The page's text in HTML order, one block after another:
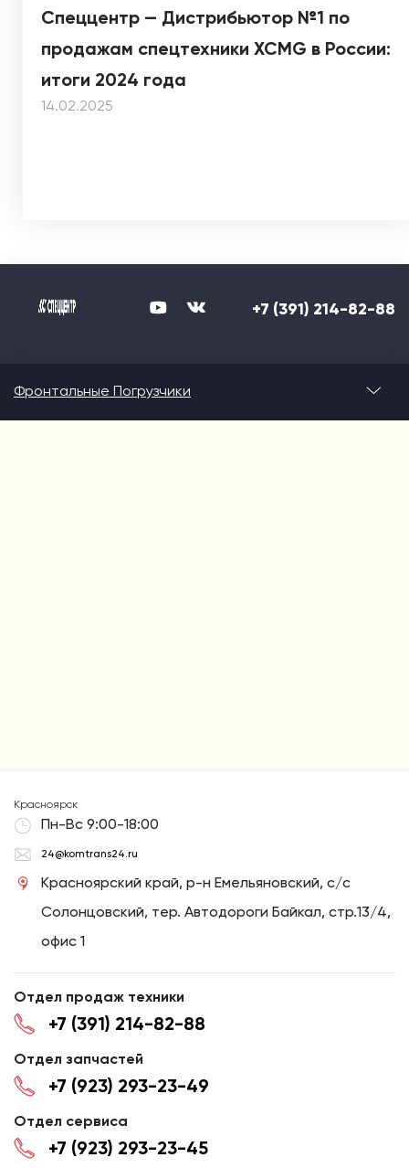
Спеццентр — Дистрибьютор №1 по
продажам спецтехники XCMG в России:
итоги 2024 года
14.02.2025
+7 (391) 214-82-88
Фронтальные Погрузчики
Красноярск
Пн-Вс 9:00-18:00
24@komtrans24.ru
Красноярский край, р-н Емельяновский, с/с
Солонцовский, тер. Автодороги Байкал, стр.13/4,
офис 1
Отдел продаж техники
+7 (391) 214-82-88
Отдел запчастей
+7 (923) 293-23-49
Отдел сервиса
+7 (923) 293-23-45